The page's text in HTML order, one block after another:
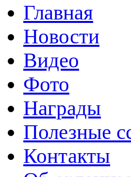
Главная
Новости
Видео
Фото
Награды
Полезные
Контакты